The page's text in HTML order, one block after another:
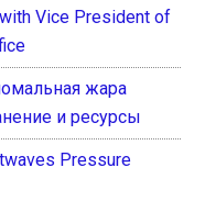
Vice President of
жара
и ресурсы
Pressure